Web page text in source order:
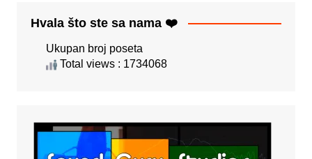
Hvala što ste sa nama ❤️
Ukupan broj poseta
Total views : 1734068